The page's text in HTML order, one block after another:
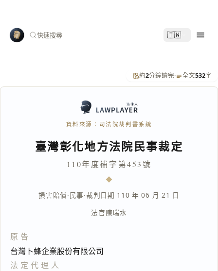
快速搜尋 🇹🇼
約2分鐘讀完· 全文532字
資料來源：司法院裁判書系統
臺灣彰化地方法院民事裁定
110年度補字第453號
損害賠償·民事·裁判日期 110 年 06 月 21 日
法官陳瑞水
原告
台灣卜蜂企業股份有限公司
法定代理人